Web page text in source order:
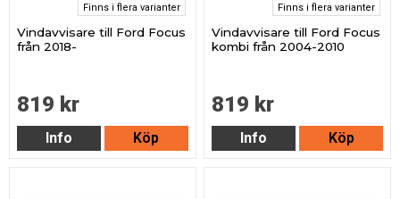
Finns i flera varianter
Vindavvisare till Ford Focus
från 2018-
819 kr
Info Köp
Finns i flera varianter
Vindavvisare till Ford Focus
kombi från 2004-2010
819 kr
Info Köp